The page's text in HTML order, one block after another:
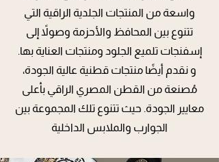
واسعة من المنتجات الجلدية الراقية التي
تتنوع بين المحافظ والأحزمة وصولاً إلى
إسفنجات تلميع الجلود ومنتجات العناية بها.
و نقدم أيضًا منتجات قطنية عالية الجودة،
مُصنعة من القطن المصري الراقي بأعلى
معايير الجودة. حيث تتنوع تلك المجموعة بين
الجوارب والملابس الداخلية